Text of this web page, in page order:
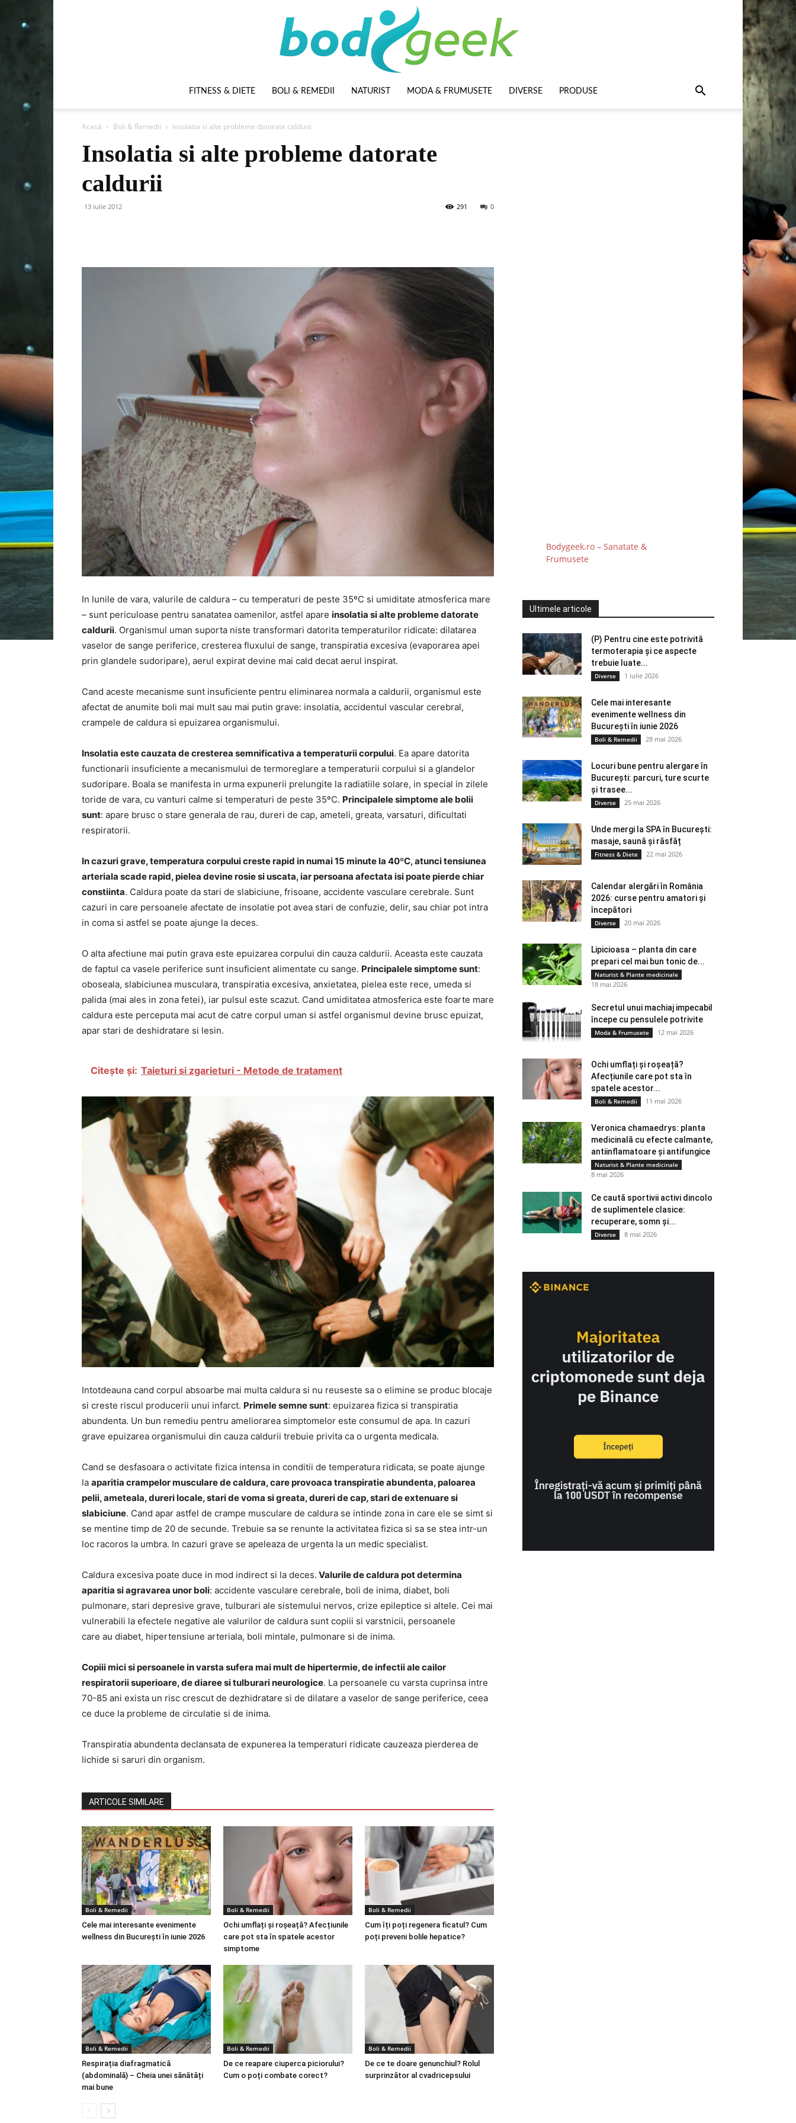
FITNESS & DIETE BOLI & REMEDII NATURIST MODA & FRUMUSETE DIVERSE PRODUSE
Acasă Boli & Remedii Insolatia si alte probleme datorate caldurii
Insolatia si alte probleme datorate
caldurii
13 iulie 2012 0
291
In lunile de vara, valurile de caldura – cu temperaturi de peste 35ºC si umiditate atmosferica mare
– sunt periculoase pentru sanatatea oamenilor, astfel apare insolatia si alte probleme datorate
caldurii. Organismul uman suporta niste transformari datorita temperaturilor ridicate: dilatarea
vaselor de sange periferice, cresterea fluxului de sange, transpiratia excesiva (evaporarea apei
prin glandele sudoripare), aerul expirat devine mai cald decat aerul inspirat.
Cand aceste mecanisme sunt insuficiente pentru eliminarea normala a caldurii, organismul este
afectat de anumite boli mai mult sau mai putin grave: insolatia, accidentul vascular cerebral,
crampele de caldura si epuizarea organismului.
Insolatia este cauzata de cresterea semnificativa a temperaturii corpului. Ea apare datorita
functionarii insuficiente a mecanismului de termoreglare a temperaturii corpului si a glandelor
sudoripare. Boala se manifesta in urma expunerii prelungite la radiatiile solare, in special in zilele
toride de vara, cu vanturi calme si temperaturi de peste 35ºC. Principalele simptome ale bolii
sunt: apare brusc o stare generala de rau, dureri de cap, ameteli, greata, varsaturi, dificultati
respiratorii.
In cazuri grave, temperatura corpului creste rapid in numai 15 minute la 40ºC, atunci tensiunea
arteriala scade rapid, pielea devine rosie si uscata, iar persoana afectata isi poate pierde chiar
constiinta. Caldura poate da stari de slabiciune, frisoane, accidente vasculare cerebrale. Sunt
cazuri in care persoanele afectate de insolatie pot avea stari de confuzie, delir, sau chiar pot intra
in coma si astfel se poate ajunge la deces.
O alta afectiune mai putin grava este epuizarea corpului din cauza caldurii. Aceasta este cauzata
de faptul ca vasele periferice sunt insuficient alimentate cu sange. Principalele simptome sunt:
oboseala, slabiciunea musculara, transpiratia excesiva, anxietatea, pielea este rece, umeda si
palida (mai ales in zona fetei), iar pulsul este scazut. Cand umiditatea atmosferica este foarte mare
caldura este perceputa mai acut de catre corpul uman si astfel organismul devine brusc epuizat,
apar stari de deshidratare si lesin.
Citește și: Taieturi si zgarieturi - Metode de tratament
Intotdeauna cand corpul absoarbe mai multa caldura si nu reuseste sa o elimine se produc blocaje
si creste riscul producerii unui infarct. Primele semne sunt: epuizarea fizica si transpiratia
abundenta. Un bun remediu pentru ameliorarea simptomelor este consumul de apa. In cazuri
grave epuizarea organismului din cauza caldurii trebuie privita ca o urgenta medicala.
Cand se desfasoara o activitate fizica intensa in conditii de temperatura ridicata, se poate ajunge
la aparitia crampelor musculare de caldura, care provoaca transpiratie abundenta, paloarea
pelii, ameteala, dureri locale, stari de voma si greata, dureri de cap, stari de extenuare si
slabiciune. Cand apar astfel de crampe musculare de caldura se intinde zona in care ele se simt si
se mentine timp de 20 de secunde. Trebuie sa se renunte la activitatea fizica si sa se stea intr-un
loc racoros la umbra. In cazuri grave se apeleaza de urgenta la un medic specialist.
Caldura excesiva poate duce in mod indirect si la deces. Valurile de caldura pot determina
aparitia si agravarea unor boli: accidente vasculare cerebrale, boli de inima, diabet, boli
pulmonare, stari depresive grave, tulburari ale sistemului nervos, crize epileptice si altele. Cei mai
vulnerabili la efectele negative ale valurilor de caldura sunt copiii si varstnicii, persoanele
care au diabet, hipertensiune arteriala, boli mintale, pulmonare si de inima.
Copiii mici si persoanele in varsta sufera mai mult de hipertermie, de infectii ale cailor
respiratorii superioare, de diaree si tulburari neurologice. La persoanele cu varsta cuprinsa intre
70-85 ani exista un risc crescut de dezhidratare si de dilatare a vaselor de sange periferice, ceea
ce duce la probleme de circulatie si de inima.
Transpiratia abundenta declansata de expunerea la temperaturi ridicate cauzeaza pierderea de
lichide si saruri din organism.
ARTICOLE SIMILARE
Boli & Remedii
Cele mai interesante evenimente
wellness din București în iunie 2026
Boli & Remedii
Ochi umflați și roșeață? Afecțiunile
care pot sta în spatele acestor
simptome
Boli & Remedii
Cum îți poți regenera ficatul? Cum
poți preveni bolile hepatice?
Boli & Remedii
Respirația diafragmatică
(abdominală) – Cheia unei sănătăți
mai bune
Boli & Remedii
De ce reapare ciuperca piciorului?
Cum o poți combate corect?
Boli & Remedii
De ce te doare genunchiul? Rolul
surprinzător al cvadricepsului
Bodygeek.ro – Sanatate &
Frumusete
Ultimele articole
(P) Pentru cine este potrivită
termoterapia și ce aspecte
trebuie luate...
Diverse 1 iulie 2026
Cele mai interesante
evenimente wellness din
București în iunie 2026
Boli & Remedii 28 mai 2026
Locuri bune pentru alergare în
București: parcuri, ture scurte
și trasee...
Diverse 25 mai 2026
Unde mergi la SPA în București:
masaje, saună și răsfăț
Fitness & Diete 22 mai 2026
Calendar alergări în România
2026: curse pentru amatori și
începători
Diverse 20 mai 2026
Lipicioasa – planta din care
prepari cel mai bun tonic de...
Naturist & Plante medicinale
18 mai 2026
Secretul unui machiaj impecabil
începe cu pensulele potrivite
Moda & Frumusete 12 mai 2026
Ochi umflați și roșeață?
Afecțiunile care pot sta în
spatele acestor...
Boli & Remedii 11 mai 2026
Veronica chamaedrys: planta
medicinală cu efecte calmante,
antiinflamatoare și antifungice
Naturist & Plante medicinale
8 mai 2026
Ce caută sportivii activi dincolo
de suplimentele clasice:
recuperare, somn și...
Diverse 8 mai 2026